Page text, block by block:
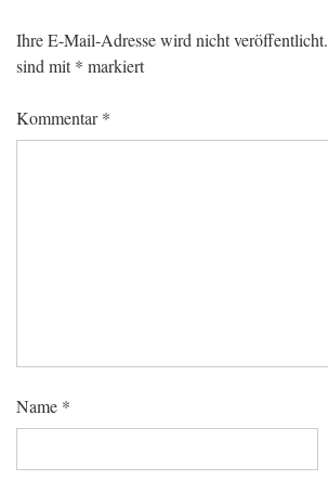
Ihre E-Mail-Adresse wird nicht veröffentlicht.
sind mit* markiert
Kommentar*
Name *